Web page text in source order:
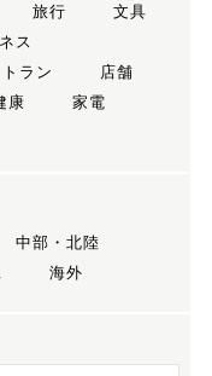
旅行
文具
ス
ラン
店舗
康
家電
中部・北陸
海外